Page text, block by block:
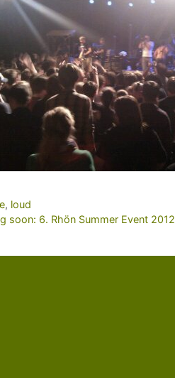
, loud
soon: 6. Rhön Summer Event 2012